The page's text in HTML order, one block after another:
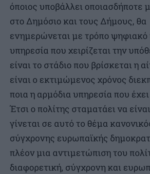
όποιος υποβάλλει οποιασδήποτε
στο Δημόσιο και τους Δήμους, θα
ενημερώνεται με τρόπο ψηφιακό
υπηρεσία που χειρίζεται την
είναι το στάδιο που βρίσκεται η
είναι ο εκτιμώμενος χρόνος
ποια η αρμόδια υπηρεσία που
Έτσι ο πολίτης σταματάει να
γίνεται σε αυτό το θέμα
σύγχρονης ευρωπαϊκής
πλέον μια αντιμετώπιση του
διαφορετική, σύγχρονη και